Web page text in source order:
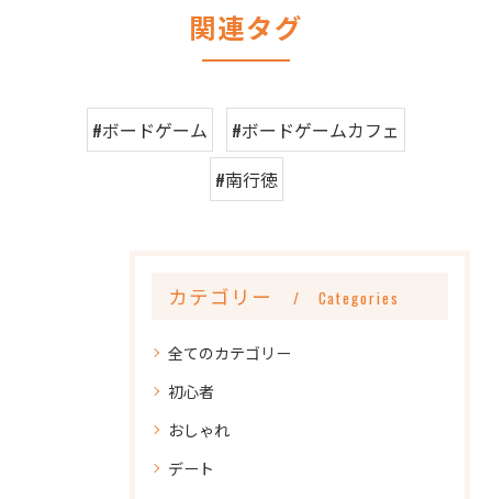
関連タグ
#ボードゲーム
#ボードゲームカフェ
#南行徳
カテゴリー Categories
全てのカテゴリー
初心者
おしゃれ
デート